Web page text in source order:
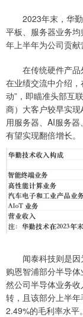
2023年末，华勤
平板、服务器业务
年上半年为公司贡献
在传统硬件产品
在业绩交流中介绍
动”，即瞄准头部互
商）大客户较早实
用服务器、AI服务
有望实现翻倍增长。
闻泰科技则是因
购恩智浦部分半导
然公司半导体业务
转，且该部分上半
2.49%的毛利率水平。